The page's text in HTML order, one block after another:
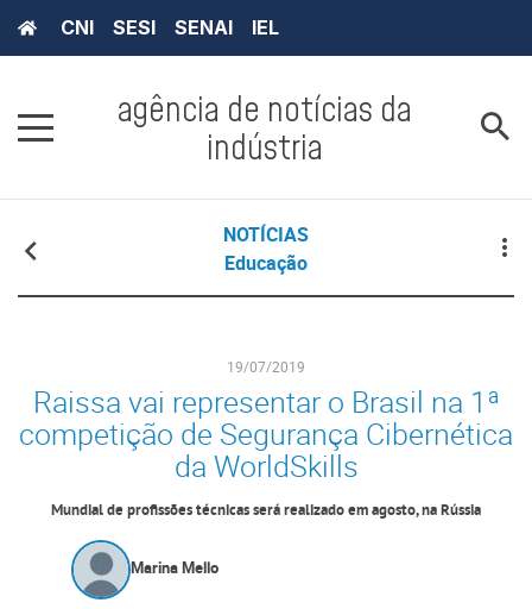
CNI SESI SENAI IEL
agência de notícias da
indústria
NOTÍCIAS
Educação
19/07/2019
Raissa vai representar o Brasil na 1ª
competição de Segurança Cibernética
da WorldSkills
Mundial de profissões técnicas será realizado em agosto, na Rússia
Marina Mello